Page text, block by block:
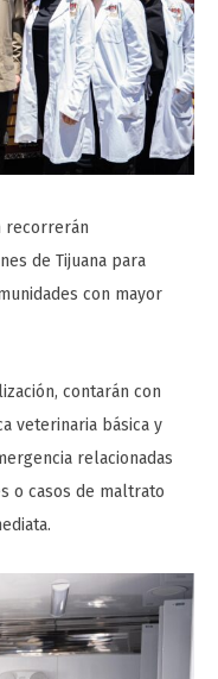
recorrerán
de Tijuana para
con mayor
contarán con
veterinaria básica y
relacionadas
o casos de maltrato